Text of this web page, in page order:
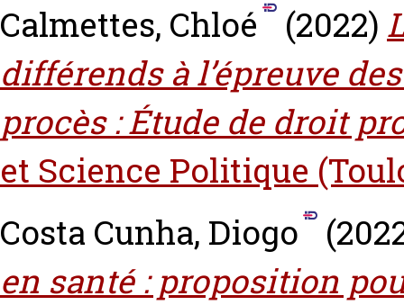
Calmettes, Chloé (2022)
différends à l’épreuve
procès : Étude de droit
et Science Politique
Costa Cunha, Diogo
en santé : proposition